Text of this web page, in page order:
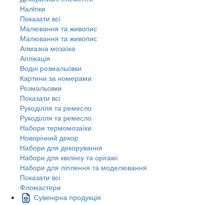
Налiпки
Показати всі
Малювання та живопис
Малювання та живопис
Алмазна мозаїка
Аплікація
Водні розмальовки
Картини за номерами
Розмальовки
Показати всі
Рукоділля та ремесло
Рукоділля та ремесло
Набори термомозаїки
Новорічний декор
Набори для декорування
Набори для квілінгу та орігамі
Набори для ліплення та моделювання
Показати всі
Фломастери
Сувенірна продукція